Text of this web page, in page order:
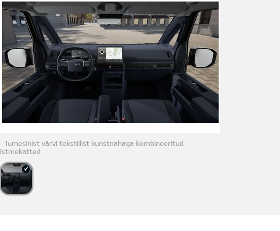
Tumesinist värvi tekstiilist kunstnahaga kombineeritud
istmekatted